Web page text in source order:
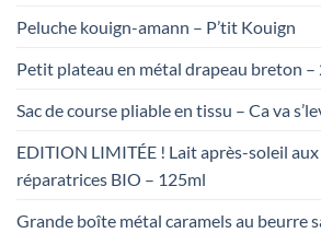
Peluche kouign-amann – P’tit Kouign
Petit plateau en métal drapeau breton –
Sac de course pliable en tissu – Ca va
EDITION LIMITÉE ! Lait après-soleil
réparatrices BIO – 125ml
Grande boîte métal caramels au beurre